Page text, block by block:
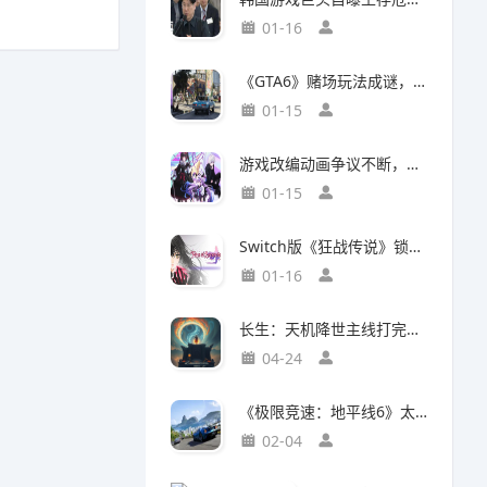
01-16
《GTA6》赌场玩法成谜，50国曾因赌博功能封禁前作
01-15
游戏改编动画争议不断，编剧被踢出局背后竟有隐情
01-15
Switch版《狂战传说》锁定30帧，次世代主机却能60帧流畅运行，差距背后有何玄机？
01-16
长生：天机降世主线打完了，说一下大概情况吧
04-24
《极限竞速：地平线6》太真实震惊玩家：这跟现实的日本一样！
02-04